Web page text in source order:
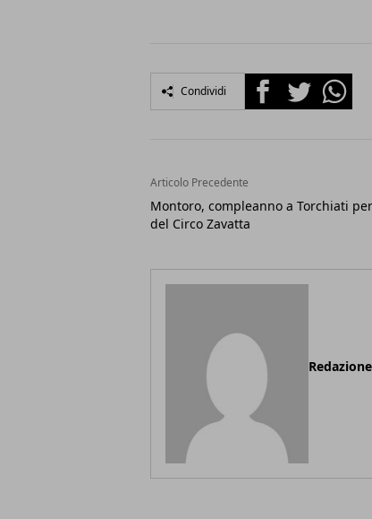
Condividi FacebookTwitter
Articolo Precedente
Montoro, compleanno a Torchiati
del Circo Zavatta
Redazione